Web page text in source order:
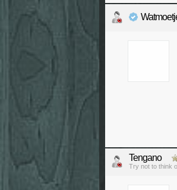
Tengano
Try not to think